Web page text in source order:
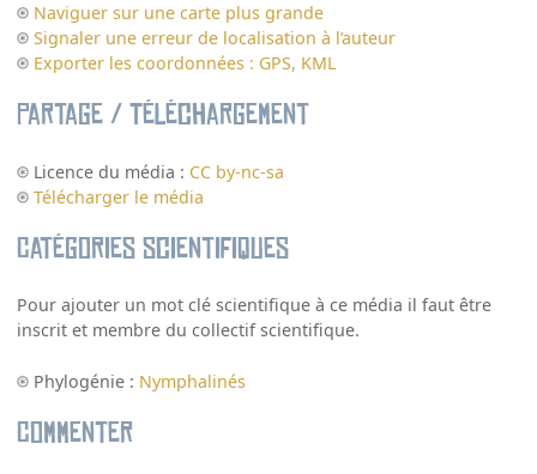
Naviguer sur une carte plus grande
Signaler une erreur de localisation à l’auteur
Exporter les coordonnées : GPS, KML
Partage / Téléchargement
Licence du média : CC by-nc-sa
Télécharger le média
Catégories scientifiques
Pour ajouter un mot clé scientifique à ce média il faut être
inscrit et membre du collectif scientifique.
Phylogénie : Nymphalinés
Commenter